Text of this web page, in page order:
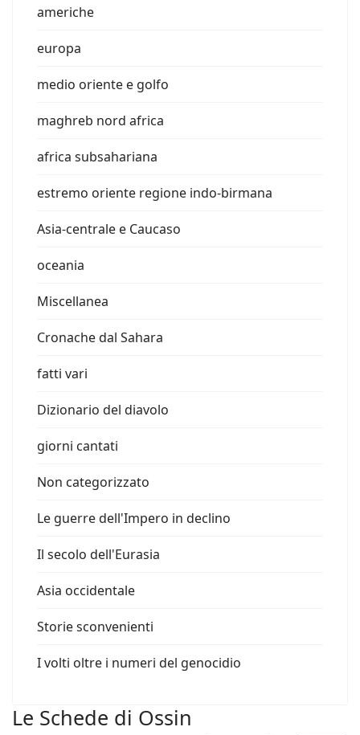
americhe
europa
medio oriente e golfo
maghreb nord africa
africa subsahariana
estremo oriente regione indo-birmana
Asia-centrale e Caucaso
oceania
Miscellanea
Cronache dal Sahara
fatti vari
Dizionario del diavolo
giorni cantati
Non categorizzato
Le guerre dell'Impero in declino
Il secolo dell'Eurasia
Asia occidentale
Storie sconvenienti
I volti oltre i numeri del genocidio
Le Schede di Ossin